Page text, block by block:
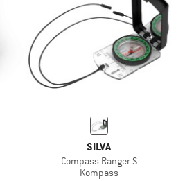
SILVA
Compass Ranger S
Kompass